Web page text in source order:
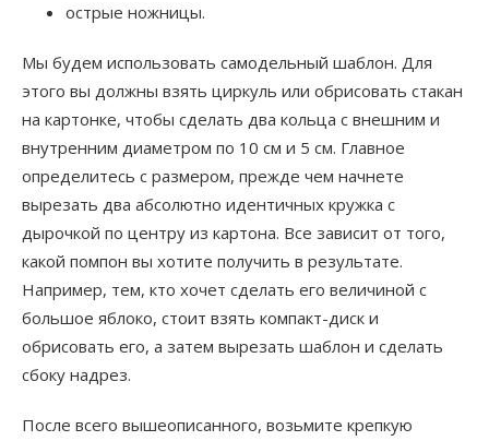
острые ножницы.
Мы будем использовать самодельный шаблон. Для
этого вы должны взять циркуль или обрисовать стакан
на картонке, чтобы сделать два кольца с внешним и
внутренним диаметром по 10 см и 5 см. Главное
определитесь с размером, прежде чем начнете
вырезать два абсолютно идентичных кружка с
дырочкой по центру из картона. Все зависит от того,
какой помпон вы хотите получить в результате.
Например, тем, кто хочет сделать его величиной с
большое яблоко, стоит взять компакт-диск и
обрисовать его, а затем вырезать шаблон и сделать
сбоку надрез.
После всего вышеописанного, возьмите крепкую